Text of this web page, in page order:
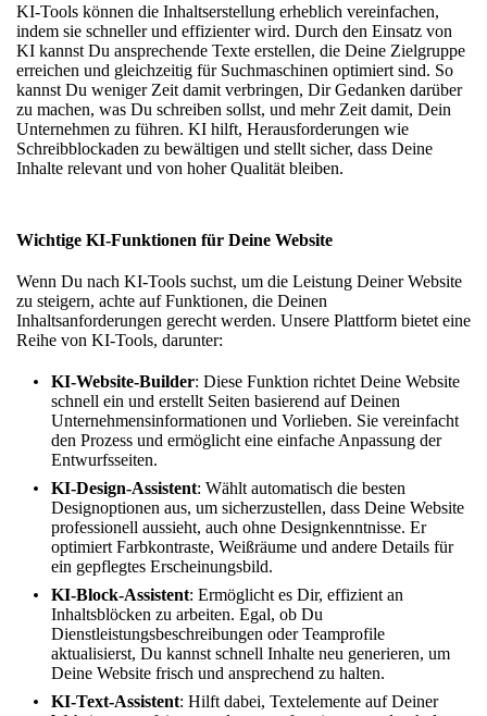
KI-Tools können die Inhaltserstellung erheblich vereinfachen,
indem sie schneller und effizienter wird. Durch den Einsatz von
KI kannst Du ansprechende Texte erstellen, die Deine Zielgruppe
erreichen und gleichzeitig für Suchmaschinen optimiert sind. So
kannst Du weniger Zeit damit verbringen, Dir Gedanken darüber
zu machen, was Du schreiben sollst, und mehr Zeit damit, Dein
Unternehmen zu führen. KI hilft, Herausforderungen wie
Schreibblockaden zu bewältigen und stellt sicher, dass Deine
Inhalte relevant und von hoher Qualität bleiben.
Wichtige KI-Funktionen für Deine Website
Wenn Du nach KI-Tools suchst, um die Leistung Deiner Website
zu steigern, achte auf Funktionen, die Deinen
Inhaltsanforderungen gerecht werden. Unsere Plattform bietet eine
Reihe von KI-Tools, darunter:
KI-Website-Builder: Diese Funktion richtet Deine Website
schnell ein und erstellt Seiten basierend auf Deinen
Unternehmensinformationen und Vorlieben. Sie vereinfacht
den Prozess und ermöglicht eine einfache Anpassung der
Entwurfsseiten.
KI-Design-Assistent: Wählt automatisch die besten
Designoptionen aus, um sicherzustellen, dass Deine Website
professionell aussieht, auch ohne Designkenntnisse. Er
optimiert Farbkontraste, Weißräume und andere Details für
ein gepflegtes Erscheinungsbild.
KI-Block-Assistent: Ermöglicht es Dir, effizient an
Inhaltsblöcken zu arbeiten. Egal, ob Du
Dienstleistungsbeschreibungen oder Teamprofile
aktualisierst, Du kannst schnell Inhalte neu generieren, um
Deine Website frisch und ansprechend zu halten.
KI-Text-Assistent: Hilft dabei, Textelemente auf Deiner